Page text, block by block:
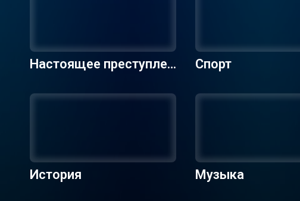
Настоящее преступлен
Спорт
История Музыка